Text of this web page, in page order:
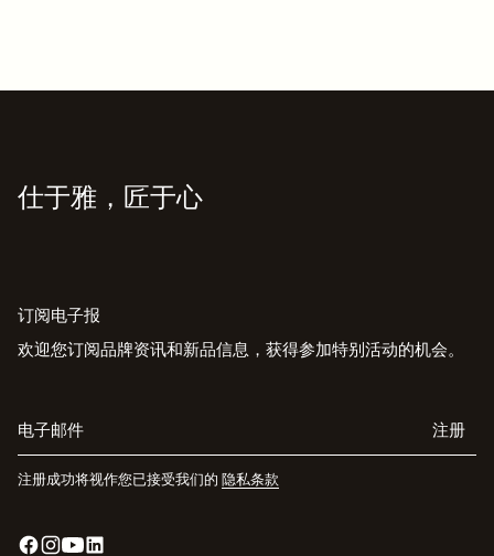
仕于雅，匠于心
订阅电子报
欢迎您订阅品牌资讯和新品信息，获得参加特别活动的机会。
注册
注册成功将视作您已接受我们的 隐私条款